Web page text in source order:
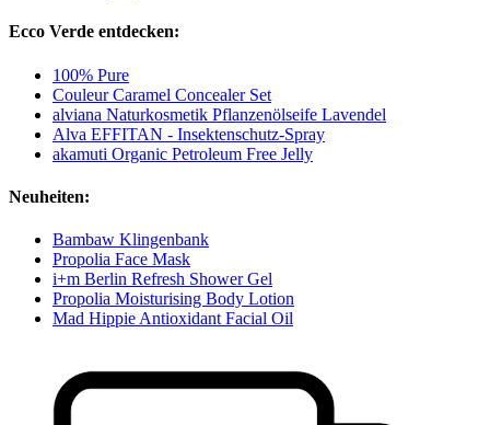
Ecco Verde entdecken:
100% Pure
Couleur Caramel Concealer Set
alviana Naturkosmetik Pflanzenölseife Lavendel
Alva EFFITAN - Insektenschutz-Spray
akamuti Organic Petroleum Free Jelly
Neuheiten:
Bambaw Klingenbank
Propolia Face Mask
i+m Berlin Refresh Shower Gel
Propolia Moisturising Body Lotion
Mad Hippie Antioxidant Facial Oil